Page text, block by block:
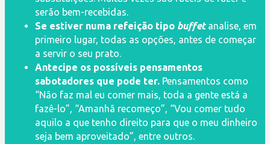
serão bem-recebidas.
Se estiver numa refeição tipo buffetanalise, em
primeiro lugar, todas as opções, antes de começar
a servir o seu prato.
Antecipe os possíveis pensamentos
sabotadores que pode ter. Pensamentos como
“Não faz mal eu comer mais, toda a gente está a
fazê-lo”, “Amanhã recomeço”, “Vou comer tudo
aquilo a que tenho direito para que o meu dinheiro
seja bem aproveitado”, entre outros.